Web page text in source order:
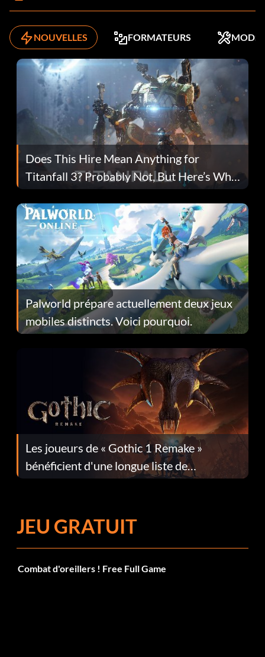
NOUVELLES FORMATEURS MODS
Does This Hire Mean Anything for
Titanfall 3? Probably Not, But Here’s Why
Fans Are Hopeful
Palworld prépare actuellement deux jeux
mobiles distincts. Voici pourquoi.
Les joueurs de « Gothic 1 Remake »
bénéficient d'une longue liste de
corrections dans la mise à jour 1.0.4
JEU GRATUIT
Combat d'oreillers ! Free Full Game